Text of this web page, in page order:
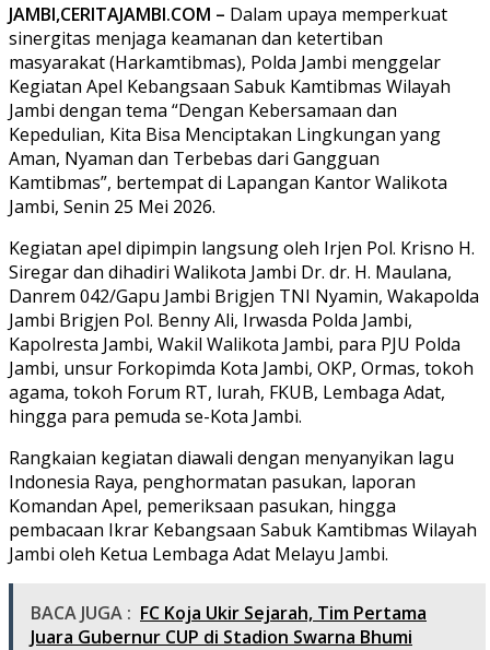
JAMBI,CERITAJAMBI.COM – Dalam upaya memperkuat
sinergitas menjaga keamanan dan ketertiban
masyarakat (Harkamtibmas), Polda Jambi menggelar
Kegiatan Apel Kebangsaan Sabuk Kamtibmas Wilayah
Jambi dengan tema “Dengan Kebersamaan dan
Kepedulian, Kita Bisa Menciptakan Lingkungan yang
Aman, Nyaman dan Terbebas dari Gangguan
Kamtibmas”, bertempat di Lapangan Kantor Walikota
Jambi, Senin 25 Mei 2026.
Kegiatan apel dipimpin langsung oleh Irjen Pol. Krisno H.
Siregar dan dihadiri Walikota Jambi Dr. dr. H. Maulana,
Danrem 042/Gapu Jambi Brigjen TNI Nyamin, Wakapolda
Jambi Brigjen Pol. Benny Ali, Irwasda Polda Jambi,
Kapolresta Jambi, Wakil Walikota Jambi, para PJU Polda
Jambi, unsur Forkopimda Kota Jambi, OKP, Ormas, tokoh
agama, tokoh Forum RT, lurah, FKUB, Lembaga Adat,
hingga para pemuda se-Kota Jambi.
Rangkaian kegiatan diawali dengan menyanyikan lagu
Indonesia Raya, penghormatan pasukan, laporan
Komandan Apel, pemeriksaan pasukan, hingga
pembacaan Ikrar Kebangsaan Sabuk Kamtibmas Wilayah
Jambi oleh Ketua Lembaga Adat Melayu Jambi.
BACA JUGA : FC Koja Ukir Sejarah, Tim Pertama
Juara Gubernur CUP di Stadion Swarna Bhumi